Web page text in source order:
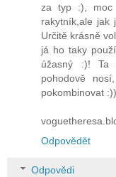
za typ :), moc
rakytník,ale jak
Určitě krásně
já ho taky
úžasný :)! Ta
pohodově
pokombinovat
Odpovědět
Odpovědi